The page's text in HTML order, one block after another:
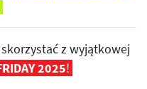
z wyjątkowej
2025!